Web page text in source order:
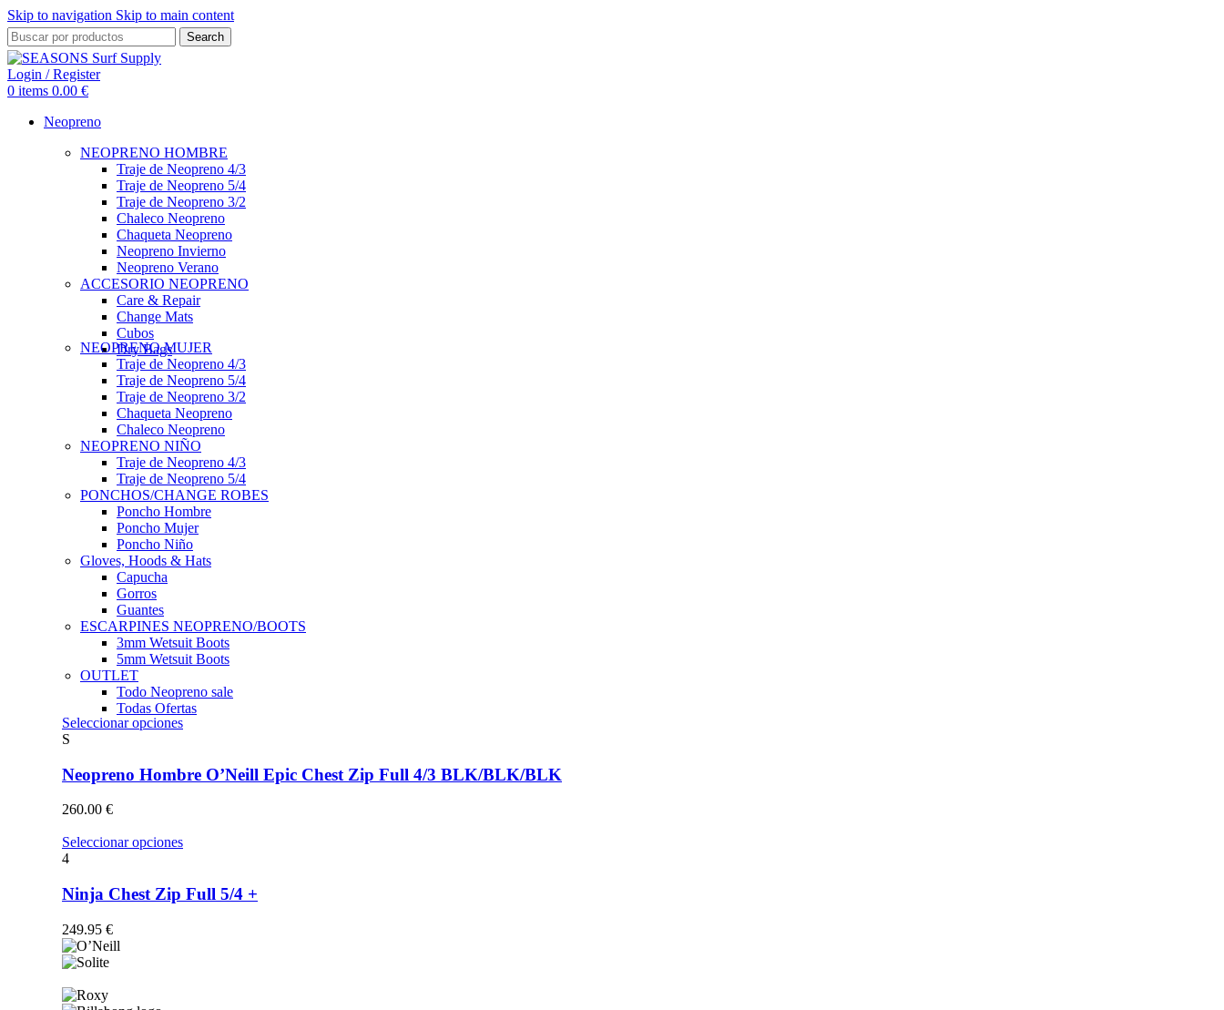
Skip to navigation Skip to main content
Search
Login / Register
0 items 0.00 €
Neopreno
NEOPRENO HOMBRE
Traje de Neopreno 4/3
Traje de Neopreno 5/4
Traje de Neopreno 3/2
Chaleco Neopreno
Chaqueta Neopreno
Neopreno Invierno
Neopreno Verano
ACCESORIO NEOPRENO
Care & Repair
Change Mats
Cubos
Dry Bags
NEOPRENO MUJER
Traje de Neopreno 4/3
Traje de Neopreno 5/4
Traje de Neopreno 3/2
Chaqueta Neopreno
Chaleco Neopreno
NEOPRENO NIÑO
Traje de Neopreno 4/3
Traje de Neopreno 5/4
PONCHOS/CHANGE ROBES
Poncho Hombre
Poncho Mujer
Poncho Niño
Gloves, Hoods & Hats
Capucha
Gorros
Guantes
ESCARPINES NEOPRENO/BOOTS
3mm Wetsuit Boots
5mm Wetsuit Boots
OUTLET
Todo Neopreno sale
Todas Ofertas
Seleccionar opcionesEste
múltiples
variantes.
se
pueden
en
la
S
Neopreno Hombre O’Neill Epic Chest Zip Full 4/3 BLK/BLK/BLK
260.00 €
Seleccionar opcionesEste
múltiples
variantes.
4
Ninja Chest Zip Full 5/4 +
249.95 €